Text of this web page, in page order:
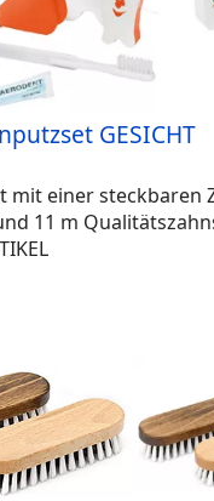
GESICHT
mit einer steckbaren
11 m